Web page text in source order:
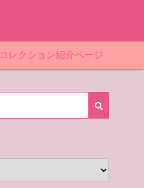
コレクション紹介ページ
「東北」道の駅スタンプ一覧